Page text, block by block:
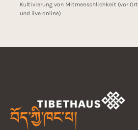
Kultivierung von Mitmenschlichkeit (vor Ort
und live online)